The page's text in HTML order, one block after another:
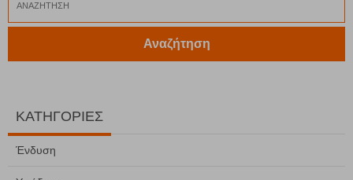
Αναζήτηση
ΚΑΤΗΓΟΡΙΕΣ
Ένδυση